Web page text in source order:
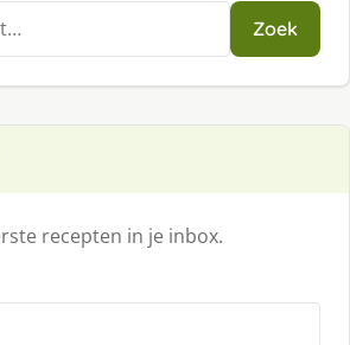
Zoek
recepten in je inbox.